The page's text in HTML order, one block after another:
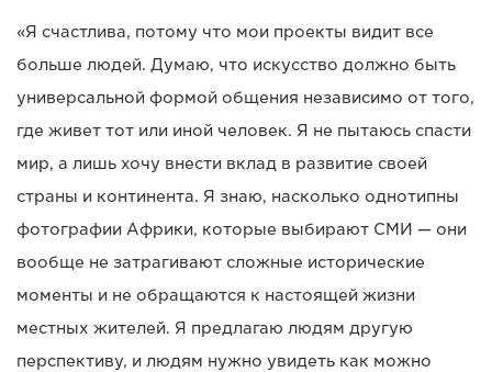
«Я счастлива, потому что мои проекты видит все
больше людей. Думаю, что искусство должно быть
универсальной формой общения независимо от того,
где живет тот или иной человек. Я не пытаюсь спасти
мир, а лишь хочу внести вклад в развитие своей
страны и континента. Я знаю, насколько однотипны
фотографии Африки, которые выбирают СМИ — они
вообще не затрагивают сложные исторические
моменты и не обращаются к настоящей жизни
местных жителей. Я предлагаю людям другую
перспективу, и людям нужно увидеть как можно